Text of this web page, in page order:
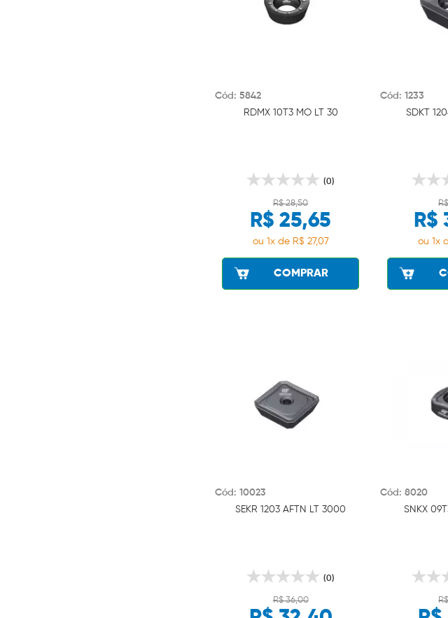
Cód: 5842
RDMX 10T3 MO LT 30
(0)
R$ 28,50
R$ 25,65
ou 1x de R$ 27,07
COMPRAR
Cód: 1233
SDKT
R$
ou 1x
Cód: 10023
SEKR 1203 AFTN LT 3000
(0)
R$ 36,00
Cód: 8020
SNKX